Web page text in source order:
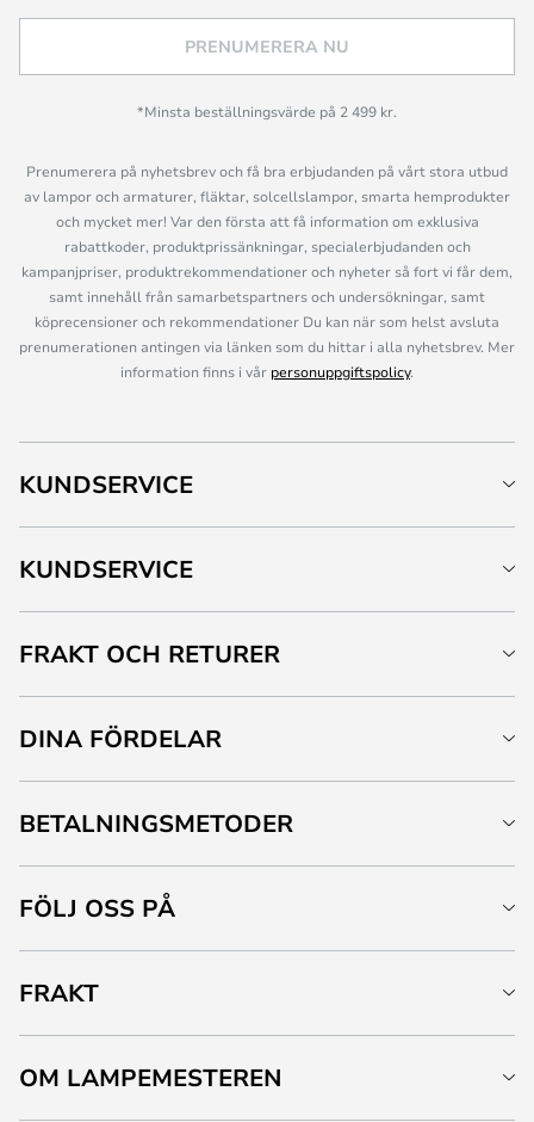
PRENUMERERA NU
*Minsta beställningsvärde på 2 499 kr.
Prenumerera på nyhetsbrev och få bra erbjudanden på vårt stora utbud
av lampor och armaturer, fläktar, solcellslampor, smarta hemprodukter
och mycket mer! Var den första att få information om exklusiva
rabattkoder, produktprissänkningar, specialerbjudanden och
kampanjpriser, produktrekommendationer och nyheter så fort vi får dem,
samt innehåll från samarbetspartners och undersökningar, samt
köprecensioner och rekommendationer Du kan när som helst avsluta
prenumerationen antingen via länken som du hittar i alla nyhetsbrev. Mer
information finns i vår personuppgiftspolicy.
KUNDSERVICE
KUNDSERVICE
FRAKT OCH RETURER
DINA FÖRDELAR
BETALNINGSMETODER
FÖLJ OSS PÅ
FRAKT
OM LAMPEMESTEREN